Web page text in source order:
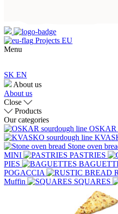
Projects EU
Menu
SK EN
About us
About us
Close
Products
Our categories
OSKAR
Stone oven
MINI
PASTRIES
PIES
POGACCIA
Muffin
SQUARES